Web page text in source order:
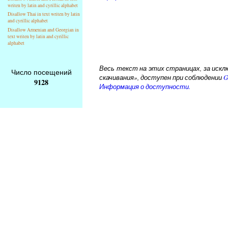
writen by latin and cyrillic alphabet
Disallow Thai in text writen by latin
and cyrillic alphabet
Disallow Armenian and Georgian in
text writen by latin and cyrillic
alphabet
Число посещений
9128
Весь текст на этих страницах, за
скачивания», доступен при соблюдении
Информация о доступности.